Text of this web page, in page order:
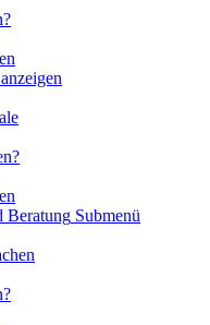
Beratung Submenü